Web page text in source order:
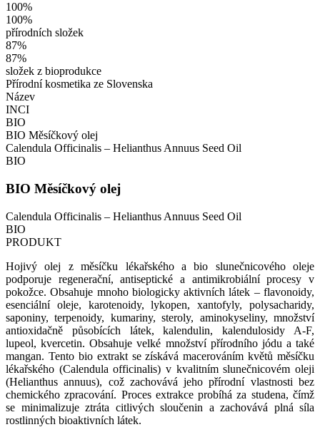
100%
100%
přírodních složek
87%
87%
složek z bioprodukce
Přírodní kosmetika ze Slovenska
Název
INCI
BIO
BIO Měsíčkový olej
Calendula Officinalis – Helianthus Annuus Seed Oil
BIO
BIO Měsíčkový olej
Calendula Officinalis – Helianthus Annuus Seed Oil
BIO
PRODUKT
Hojivý olej z měsíčku lékařského a bio slunečnicového oleje
podporuje regenerační, antiseptické a antimikrobiální procesy v
pokožce. Obsahuje mnoho biologicky aktivních látek – flavonoidy,
esenciální oleje, karotenoidy, lykopen, xantofyly, polysacharidy,
saponiny, terpenoidy, kumariny, steroly, aminokyseliny, množství
antioxidačně působících látek, kalendulin, kalendulosidy A-F,
lupeol, kvercetin. Obsahuje velké množství přírodního jódu a také
mangan. Tento bio extrakt se získává macerováním květů měsíčku
lékařského (Calendula officinalis) v kvalitním slunečnicovém oleji
(Helianthus annuus), což zachovává jeho přírodní vlastnosti bez
chemického zpracování. Proces extrakce probíhá za studena, čímž
se minimalizuje ztráta citlivých sloučenin a zachovává plná síla
rostlinných bioaktivních látek.